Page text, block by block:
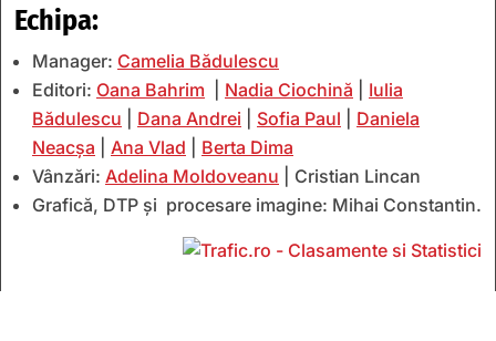
Echipa:
Manager: Camelia Bădulescu
Editori: Oana Bahrim Nadia Ciochină
Iulia
Bădulescu
Dana Andrei Sofia Paul
Daniela
Neacșa
Ana Vlad
Berta Dima
Vânzări: Adelina Moldoveanu | Cristian Lincan
Grafică, DTP și procesare imagine: Mihai Constantin.